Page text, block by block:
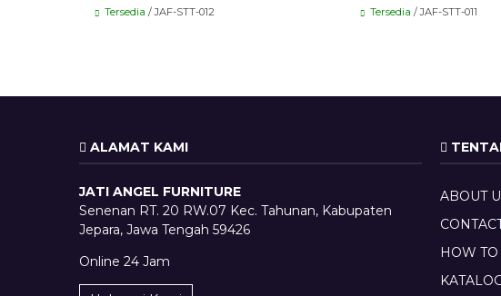
Tersedia / JAF-STT-012 Tersedia / JAF-STT-011
ALAMAT KAMI
JATI ANGEL FURNITURE
Senenan RT. 20 RW.07 Kec. Tahunan, Kabupaten
Jepara, Jawa Tengah 59426
Online 24 Jam
ABOUT
HOW